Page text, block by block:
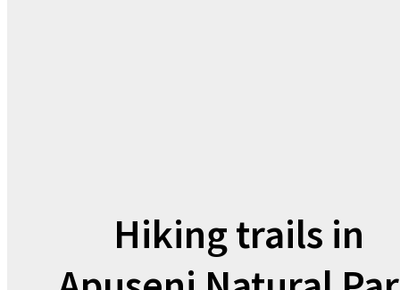
Hiking trails in